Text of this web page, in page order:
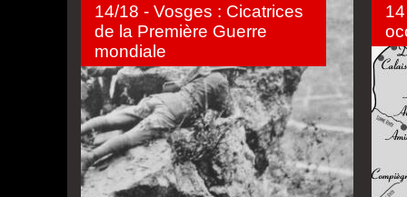
14/18 - Vosges : Cicatrices
de la Première Guerre
mondiale